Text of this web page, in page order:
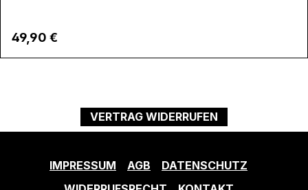
Regulärer Preis:
49,90 €
VERTRAG WIDERRUFEN
IMPRESSUM AGB
DATENSCHUTZ